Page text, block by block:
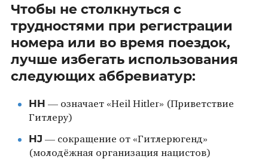
Чтобы не столкнуться с
трудностями при регистрации
номера или во время поездок,
лучше избегать использования
следующих аббревиатур:
HH — означает «Heil Hitler» (Приветствие
Гитлеру)
HJ — сокращение от «Гитлерюгенд»
(молодёжная организация нацистов)